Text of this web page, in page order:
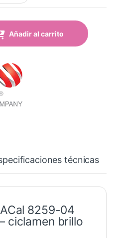
Cyclamen Brillo quantity
Añadir al carrito
técnicas
8259-04
ciclamen brillo